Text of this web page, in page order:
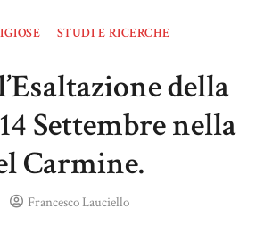
STUDI E RICERCHE
della
Settembre nella
Carmine.
Francesco Lauciello